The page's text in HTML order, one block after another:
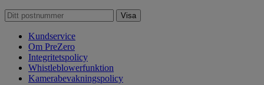
Kundservice
Om PreZero
Integritetspolicy
Whistleblowerfunktion
Kamerabevakningspolicy